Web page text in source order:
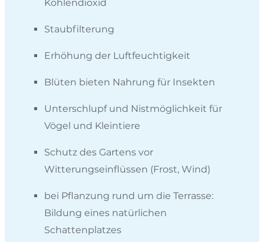
Kohlendioxid
Staubfilterung
Erhöhung der Luftfeuchtigkeit
Blüten bieten Nahrung für Insekten
Unterschlupf und Nistmöglichkeit für
Vögel und Kleintiere
Schutz des Gartens vor
Witterungseinflüssen (Frost, Wind)
bei Pflanzung rund um die Terrasse:
Bildung eines natürlichen
Schattenplatzes